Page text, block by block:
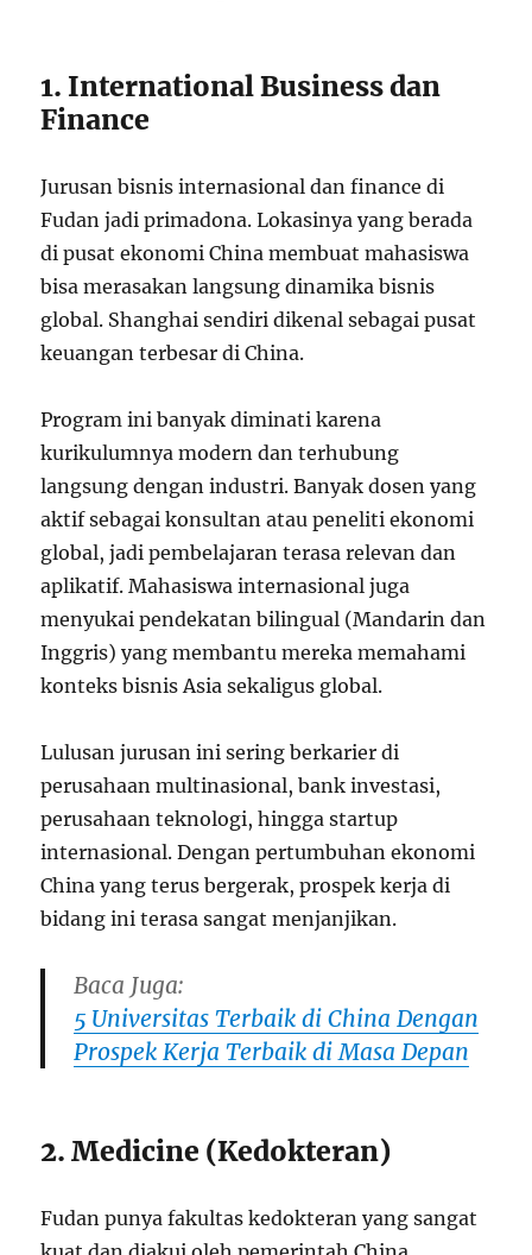
1. International Business dan
Finance
Jurusan bisnis internasional dan finance di
Fudan jadi primadona. Lokasinya yang berada
di pusat ekonomi China membuat mahasiswa
bisa merasakan langsung dinamika bisnis
global. Shanghai sendiri dikenal sebagai pusat
keuangan terbesar di China.
Program ini banyak diminati karena
kurikulumnya modern dan terhubung
langsung dengan industri. Banyak dosen yang
aktif sebagai konsultan atau peneliti ekonomi
global, jadi pembelajaran terasa relevan dan
aplikatif. Mahasiswa internasional juga
menyukai pendekatan bilingual (Mandarin dan
Inggris) yang membantu mereka memahami
konteks bisnis Asia sekaligus global.
Lulusan jurusan ini sering berkarier di
perusahaan multinasional, bank investasi,
perusahaan teknologi, hingga startup
internasional. Dengan pertumbuhan ekonomi
China yang terus bergerak, prospek kerja di
bidang ini terasa sangat menjanjikan.
Baca Juga:
5 Universitas Terbaik di China Dengan
Prospek Kerja Terbaik di Masa Depan
2. Medicine (Kedokteran)
Fudan punya fakultas kedokteran yang sangat